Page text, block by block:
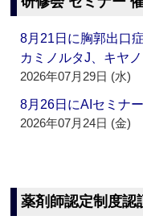
8月21日に胸郭出口
カミノルタJ、キヤ
2026年07月29日 (水)
8月26日にAIセミナ
2026年07月24日 (金)
薬剤師認定制度認